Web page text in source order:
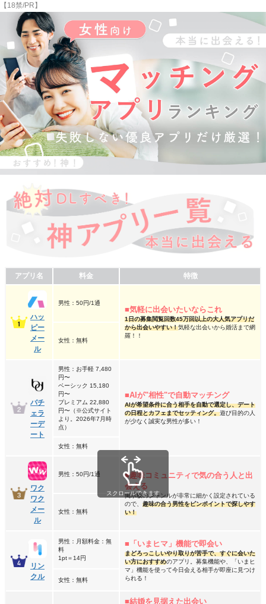
【18禁/PR】
アプリ名 料金 特徴
ハッ
ピー
メー
ル
男性：50円/1通
女性：無料
■気軽に出会いたいならこれ
1日の募集閲覧回数45万回以上の大人気アプリだ
から出会いやすい！気軽な出会いから婚活まで網
羅！！
バチ
ェラ
ーデ
ート
男性：お手軽 7,480
円〜
ベーシック 15,180
円〜
プレミアム 22,880
円〜 （※公式サイト
より。2026年7月時
点）
女性：無料
■AIが"相性"で自動マッチング
AIが希望条件に合う相手を自動で選定し、デート
の日程とカフェまでセッティング。遊び目的の人
が少なく誠実な男性が多い！
ワク
ワク
メー
ル
男性：50円/1通
女性：無料
■趣味コミュニティで気の合う人と出
会える
掲示板のジャンルが非常に細かく設定されている
ので、 趣味の合う男性をピンポイントで探しやす
い！
リン
クル
男性：月額料金：無
料
1pt＝14円
女性：無料
■「いまヒマ」機能で即会い
まどろっこしいやり取りが苦手で、すぐに会いた
い方におすすめのアプリ。募集機能や、「いまヒ
マ」機能を使って今日会える相手が即座に見つけ
られる！
■結婚を見据えた出会い
スクロールできます